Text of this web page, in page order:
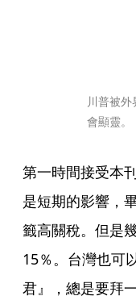
川普被
會顯靈。
第一時間接受本
是短期的影響，
籤高關稅。但是
15％。台灣也可
君』，總是要拜